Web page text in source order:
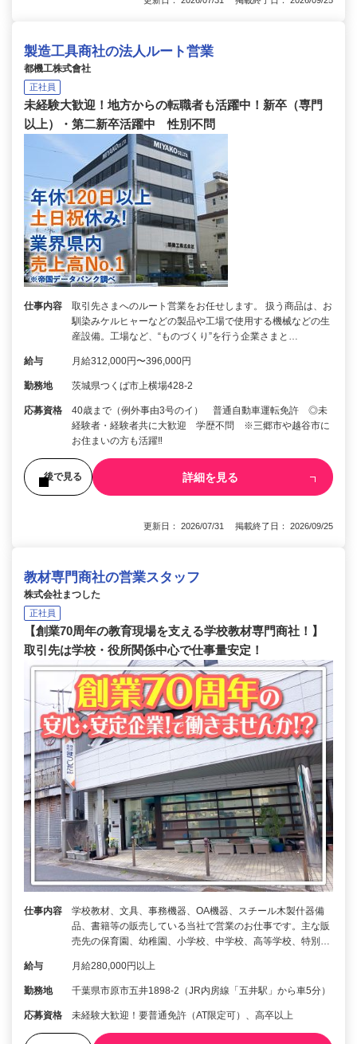
製造工具商社の法人ルート営業
都機工株式會社
正社員
未経験大歓迎！地方からの転職者も活躍中！新卒（専門
以上）・第二新卒活躍中 性別不問
仕事内容
取引先さまへのルート営業をお任せします。 扱う商品は、お
馴染みケルヒャーなどの製品や工場で使用する機械などの生
産設備。工場など、“ものづくり”を行う企業さまと…
給与 月給312,000円〜396,000円
勤務地 茨城県つくば市上横場428-2
応募資格
40歳まで（例外事由3号のイ） 普通自動車運転免許 ◎未
経験者・経験者共に大歓迎 学歴不問 ※三郷市や越谷市に
お住まいの方も活躍‼︎
後で見る 詳細を見る
更新日： 2026/07/31 掲載終了日： 2026/09/25
教材専門商社の営業スタッフ
株式会社まつした
正社員
【創業70周年の教育現場を支える学校教材専門商社！】
取引先は学校・役所関係中心で仕事量安定！
仕事内容
学校教材、文具、事務機器、OA機器、スチール木製什器備
品、書籍等の販売している当社で営業のお仕事です。主な販
売先の保育園、幼稚園、小学校、中学校、高等学校、特別…
給与 月給280,000円以上
勤務地 千葉県市原市五井1898-2（JR内房線「五井駅」から車5分）
応募資格 未経験大歓迎！要普通免許（AT限定可）、高卒以上